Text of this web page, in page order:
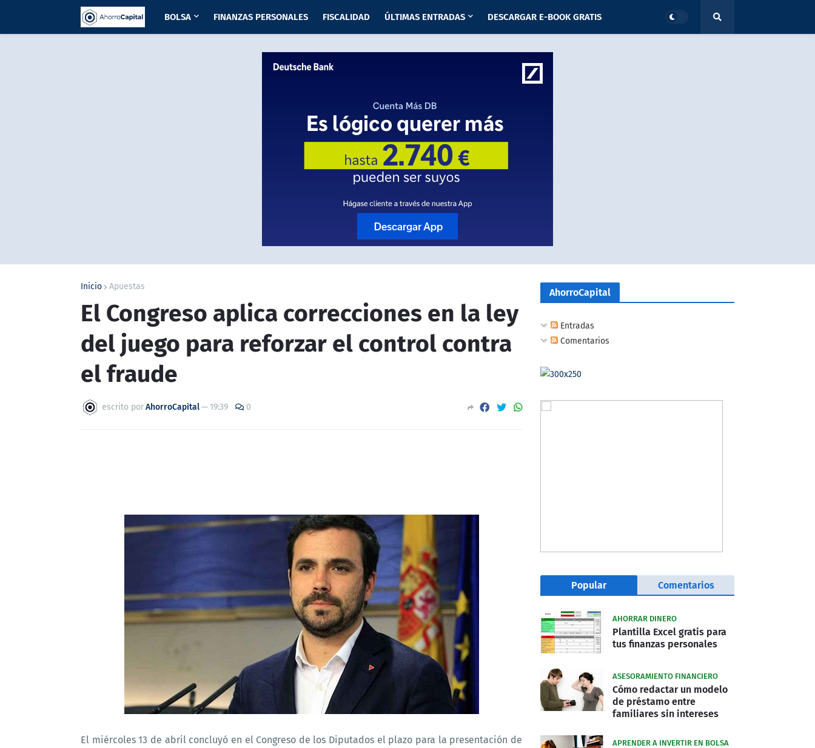
BOLSA FINANZAS PERSONALES FISCALIDAD ÚLTIMAS ENTRADAS DESCARGAR E-BOOK GRATIS
Inicio Apuestas
El Congreso aplica correcciones en la ley
del juego para reforzar el control contra
el fraude
escrito porAhorroCapital— 19:39 0
El miércoles 13 de abril concluyó en el Congreso de los Diputados el plazo para la presentación de
AhorroCapital
Entradas
Comentarios
Popular Comentarios
AHORRAR DINERO
Plantilla Excel gratis para
tus finanzas personales
ASESORAMIENTO FINANCIERO
Cómo redactar un modelo
de préstamo entre
familiares sin intereses
APRENDER A INVERTIR EN BOLSA